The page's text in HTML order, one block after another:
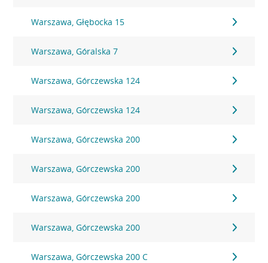
Warszawa, Głębocka 15
Warszawa, Góralska 7
Warszawa, Górczewska 124
Warszawa, Górczewska 124
Warszawa, Górczewska 200
Warszawa, Górczewska 200
Warszawa, Górczewska 200
Warszawa, Górczewska 200
Warszawa, Górczewska 200 C